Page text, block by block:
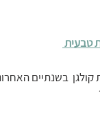
טבעית
בשנתיים